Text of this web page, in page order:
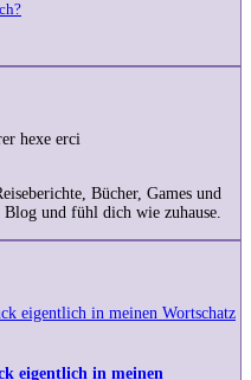
Bücher, Games und
Blog und fühl dich wie zuhause.
eigentlich in meinen